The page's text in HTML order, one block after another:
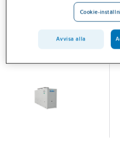
Cookie-
Avvisa alla